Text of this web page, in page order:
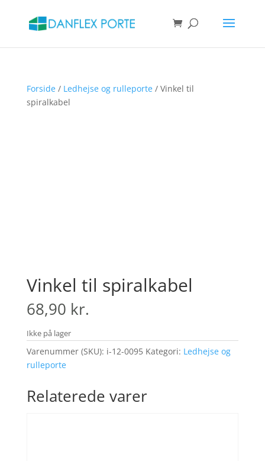
Forside/ Ledhejse og rulleporte/ Vinkel til
spiralkabel
Vinkel til spiralkabel
68,90 kr.
Ikke på lager
Varenummer (SKU): i-12-0095 Kategori: Ledhejse og
rulleporte
Relaterede varer